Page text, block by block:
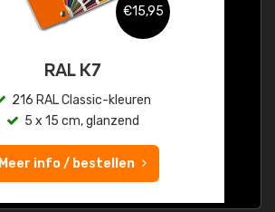
€15,95
RAL K7
216 RAL Classic-kleuren
5 x 15 cm, glanzend
Meer info / bestellen